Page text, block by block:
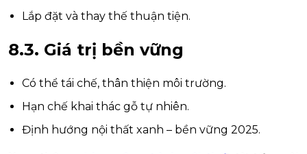
Lắp đặt và thay thế thuận tiện.
8.3. Giá trị bền vững
Có thể tái chế, thân thiện môi trường.
Hạn chế khai thác gỗ tự nhiên.
Định hướng nội thất xanh – bền vững 2025.